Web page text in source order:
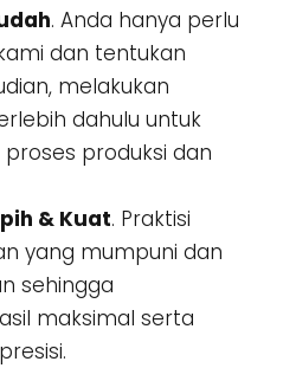
. Anda hanya perlu
dan tentukan
melakukan
dahulu untuk
produksi dan
& Kuat. Praktisi
yang mumpuni dan
sehingga
maksimal serta